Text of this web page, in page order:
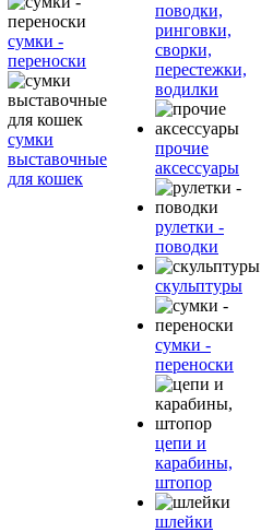
сумки -
переноски
сумки
выставочные
для кошек
поводки,
ринговки,
сворки,
перестежки,
водилки
прочие
аксессуары
рулетки -
поводки
скульптуры
сумки -
переноски
цепи и
карабины,
штопор
шлейки